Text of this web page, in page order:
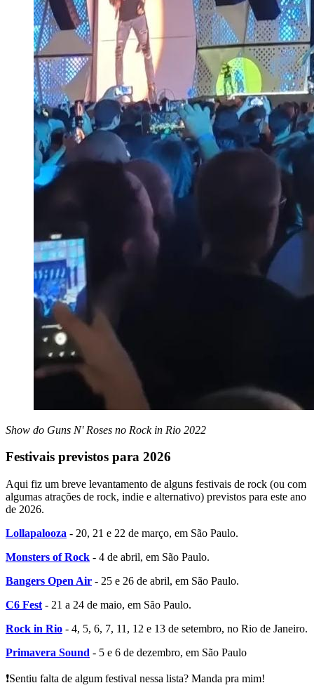
Show do Guns N' Roses no Rock in Rio 2022
Festivais previstos para 2026
Aqui fiz um breve levantamento de alguns festivais de rock (ou com
algumas atrações de rock, indie e alternativo) previstos para este ano
de 2026.
Lollapalooza - 20, 21 e 22 de março, em São Paulo.
Monsters of Rock - 4 de abril, em São Paulo.
Bangers Open Air - 25 e 26 de abril, em São Paulo.
C6 Fest - 21 a 24 de maio, em São Paulo.
Rock in Rio - 4, 5, 6, 7, 11, 12 e 13 de setembro, no Rio de Janeiro.
Primavera Sound - 5 e 6 de dezembro, em São Paulo
❗Sentiu falta de algum festival nessa lista? Manda pra mim!